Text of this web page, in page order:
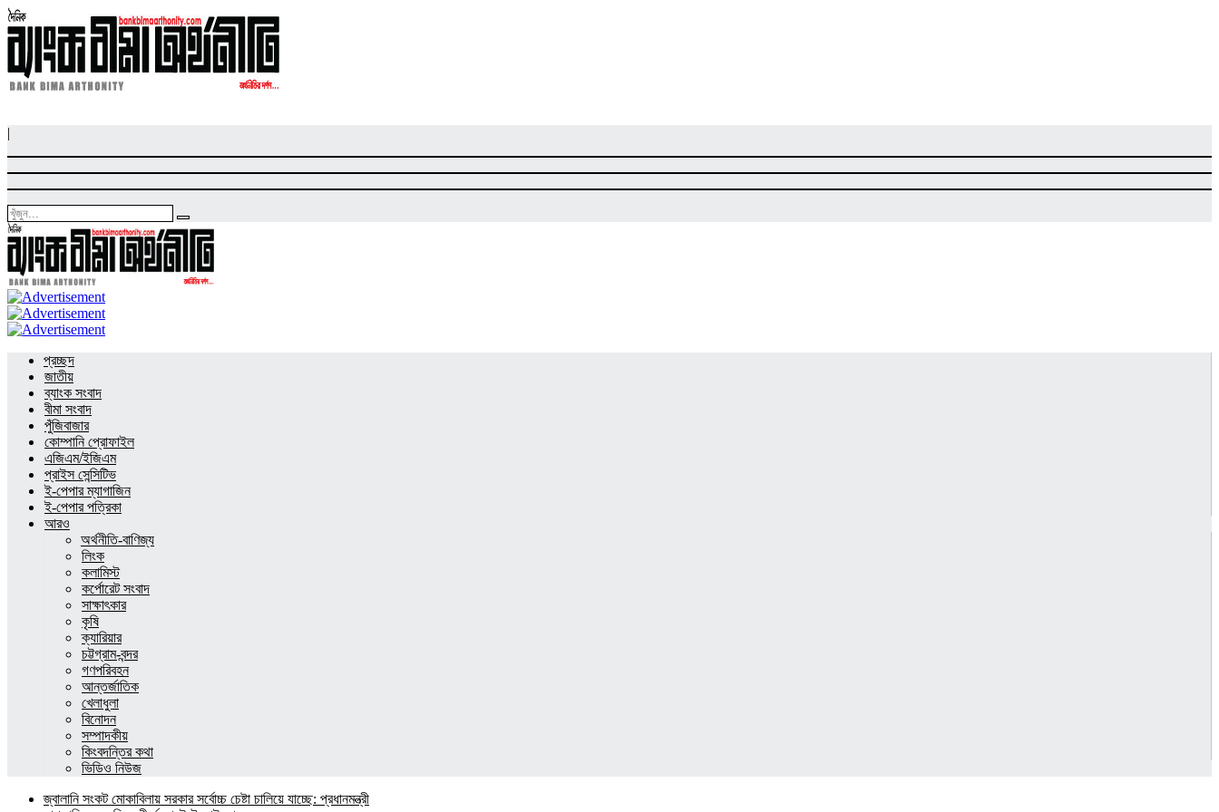
|
প্রচ্ছদ
জাতীয়
ব্যাংক সংবাদ
বীমা সংবাদ
পুঁজিবাজার
কোম্পানি প্রোফাইল
এজিএম/ইজিএম
প্রাইস সেন্সিটিভ
ই-পেপার ম্যাগাজিন
ই-পেপার পত্রিকা
আরও
অর্থনীতি-বাণিজ্য
লিংক
কলামিস্ট
কর্পোরেট সংবাদ
সাক্ষাৎকার
কৃষি
ক্যারিয়ার
চট্টগ্রাম-বন্দর
গণপরিবহন
আন্তর্জাতিক
খেলাধুলা
বিনোদন
সম্পাদকীয়
কিংবদন্তির কথা
ভিডিও নিউজ
জ্বালানি সংকট মোকাবিলায় সরকার সর্বোচ্চ চেষ্টা চালিয়ে যাচ্ছে: প্রধানমন্ত্রী